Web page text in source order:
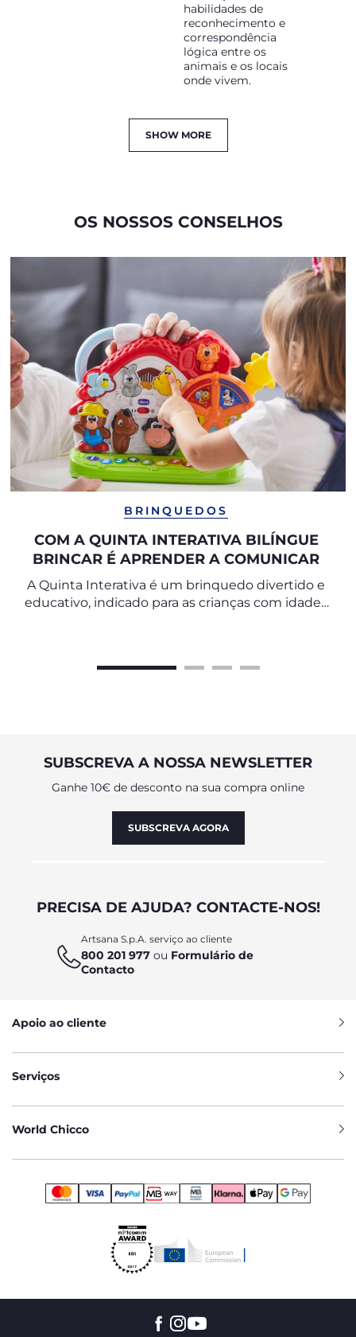
habilidades de
reconhecimento e
correspondência
lógica entre os
animais e os locais
onde vivem.
SHOW MORE
OS NOSSOS CONSELHOS
BRINQUEDOS
COM A QUINTA INTERATIVA BILÍNGUE
BRINCAR É APRENDER A COMUNICAR
A Quinta Interativa é um brinquedo divertido e
educativo, indicado para as crianças com idades
SUBSCREVA A NOSSA NEWSLETTER
Ganhe 10€ de desconto na sua compra online
SUBSCREVA AGORA
PRECISA DE AJUDA? CONTACTE-NOS!
Artsana S.p.A. serviço ao cliente
800 201 977 ou Formulário de
Contacto
Apoio ao cliente
Serviços
World Chicco